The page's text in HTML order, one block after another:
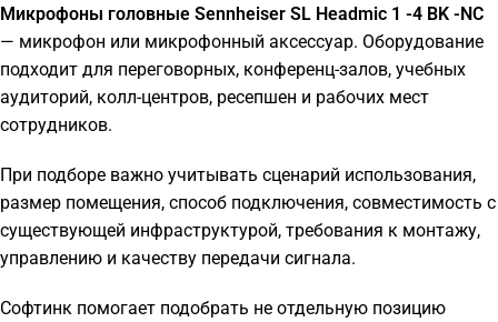
Микрофоны головные Sennheiser SL Headmic 1 -4 BK -NC
— микрофон или микрофонный аксессуар. Оборудование
подходит для переговорных, конференц-залов, учебных
аудиторий, колл-центров, ресепшен и рабочих мест
сотрудников.
При подборе важно учитывать сценарий использования,
размер помещения, способ подключения, совместимость с
существующей инфраструктурой, требования к монтажу,
управлению и качеству передачи сигнала.
Софтинк помогает подобрать не отдельную позицию